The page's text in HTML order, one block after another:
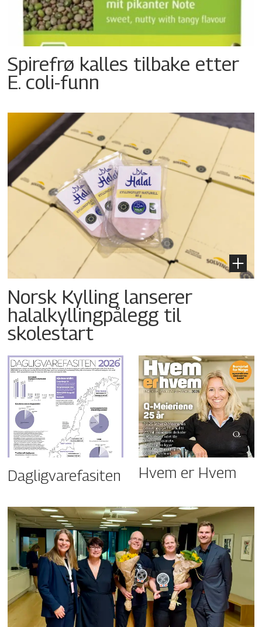
Spirefrø kalles tilbake etter
E. coli-funn
Norsk Kylling lanserer
halalkyllingpålegg til
skolestart
Dagligvarefasiten Hvem er Hvem